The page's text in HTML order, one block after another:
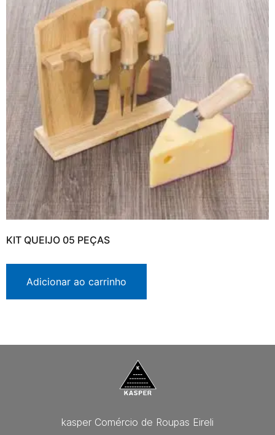
KIT QUEIJO 05 PEÇAS
Adicionar ao carrinho
kasper Comércio de Roupas Eireli